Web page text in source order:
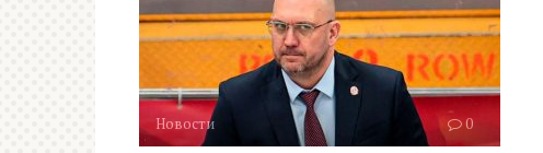
Новости 0